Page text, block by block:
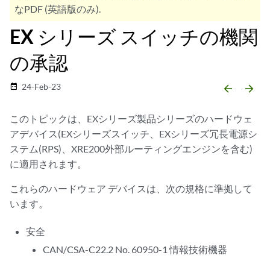
なPDF (英語版のみ).
EX シリーズ スイッチの機関
の承認
date_range 24-Feb-23 arrow_backward arrow_forward
このトピックは、EXシリーズ製品シリーズのハードウェ
アデバイス(EXシリーズスイッチ、EXシリーズ冗長電源シ
ステム(RPS)、XRE200外部ルーティングエンジンを含む)
に適用されます。
これらのハードウェア デバイスは、次の規格に準拠して
います。
安全
CAN/CSA-C22.2 No. 60950-1 情報技術機器